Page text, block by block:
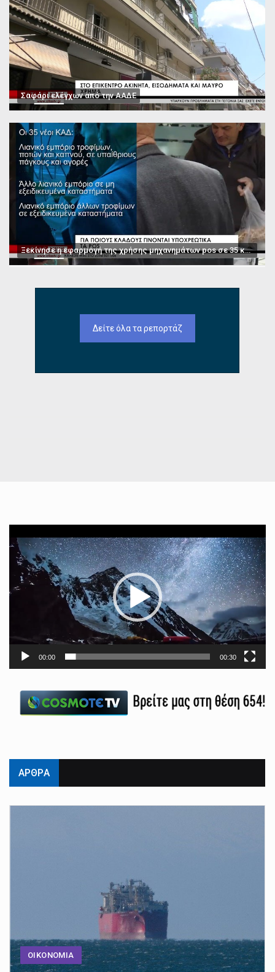
Σαφάρι ελέγχων από την ΑΑΔΕ
Ξεκίνησε η εφαρμογή της χρήσης μηχανημάτων pos σε 35 κατηγορίες επαγγελμάτων
Δείτε όλα τα ρεπορτάζ
Αναπαραγωγής
Βίντεο
00:00 00:30
ΑΡΘΡΑ
ΟΙΚΟΝΟΜΙΑ